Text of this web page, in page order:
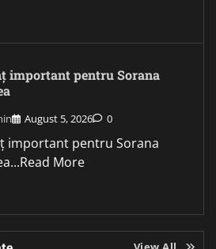
important pentru Sorana
August 5, 2026 0
important pentru Sorana
More